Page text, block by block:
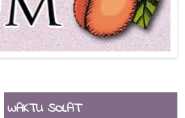
WAKTU SOLAT